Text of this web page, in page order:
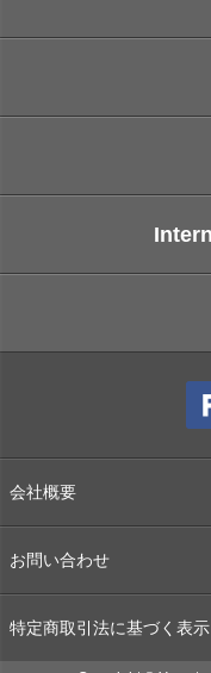
会社概要
お問い合わせ
特定商取引法に基づく表示